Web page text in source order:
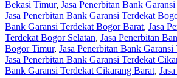
Bekasi Timur, Jasa Penerbitan Bank
Jasa Penerbitan Bank Garansi Terdekat
Bank Garansi Terdekat Bogor Barat, Jasa
Terdekat Bogor Selatan, Jasa Penerbitan
Bogor Timur, Jasa Penerbitan Bank
Jasa Penerbitan Bank Garansi Terdekat
Bank Garansi Terdekat Cikarang Barat,